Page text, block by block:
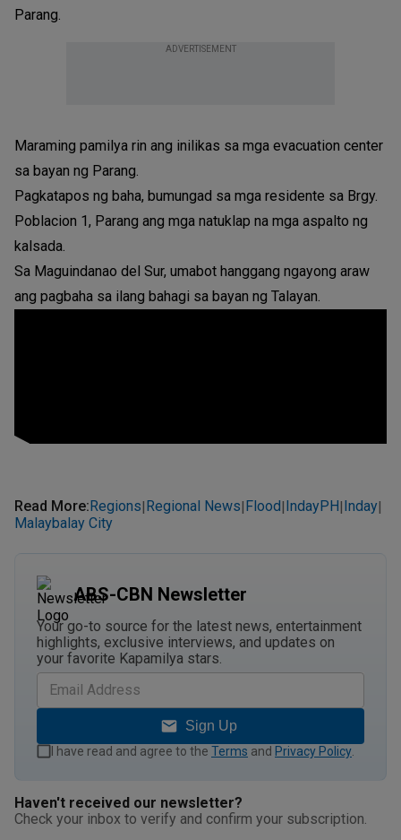
Parang.
ADVERTISEMENT
Maraming pamilya rin ang inilikas sa mga evacuation center
sa bayan ng Parang.
Pagkatapos ng baha, bumungad sa mga residente sa Brgy.
Poblacion 1, Parang ang mga natuklap na mga aspalto ng
kalsada.
Sa Maguindanao del Sur, umabot hanggang ngayong araw
ang pagbaha sa ilang bahagi sa bayan ng Talayan.
Read More: Regions| Regional News| Flood| IndayPH| Inday|
Malaybalay City
ABS-CBN Newsletter
Your go-to source for the latest news, entertainment
highlights, exclusive interviews, and updates on
your favorite Kapamilya stars.
Sign Up
I have read and agree to the Terms and Privacy Policy
Haven't received our newsletter?
Check your inbox to verify and confirm your subscription.